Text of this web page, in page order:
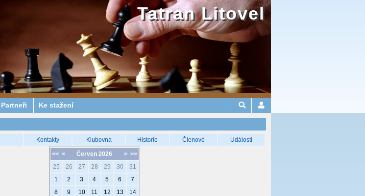
Tatran Litovel
Partneři Ke stažení
Kontakty Klubovna Historie Členové Události
<< < > >>
Červen 2026
25
26 27 28 29 30
31
1
2 3 4 5 6
7
8
9 10 11 12 13
14